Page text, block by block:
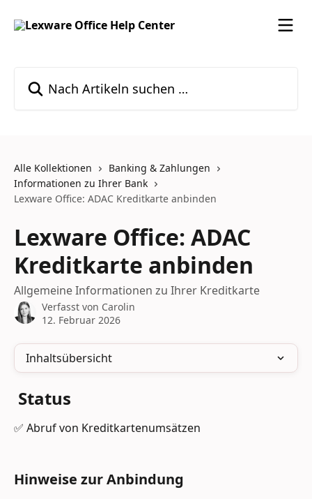
Alle Kollektionen
Banking & Zahlungen
Informationen zu Ihrer Bank
Lexware Office: ADAC Kreditkarte anbinden
Lexware Office: ADAC
Kreditkarte anbinden
Allgemeine Informationen zu Ihrer Kreditkarte
Verfasst von Carolin
12. Februar 2026
Inhaltsübersicht
Status
✅ Abruf von Kreditkartenumsätzen
Hinweise zur Anbindung